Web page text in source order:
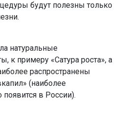
будут полезны только
натуральные
к примеру «Сатура роста», а
распространены
(наиболее
в России).